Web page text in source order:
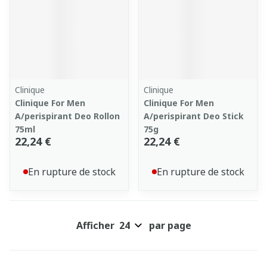
Clinique
Clinique For Men
A/perispirant Deo Rollon
75ml
22,24 €
En rupture de stock
Clinique
Clinique For Men
A/perispirant Deo Stick
75g
22,24 €
En rupture de stock
Afficher par page